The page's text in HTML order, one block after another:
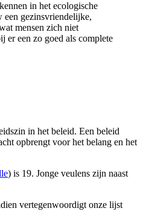
in het ecologische
een gezinsvriendelijke,
mensen zich niet
er een zo goed als complete
in het beleid. Een beleid
opbrengt voor het belang en het
) is 19. Jonge veulens zijn naast
vertegenwoordigt onze lijst